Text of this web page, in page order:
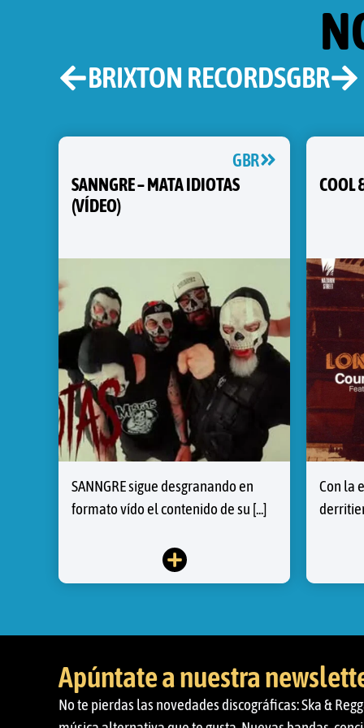
BRIXTON RECORDSGBR
GBR
SANNGRE – MATA IDIOTAS
(VÍDEO)
SANNGRE sigue desgranando en
formato vído el contenido de su [...]
COOL
Con la
Apúntate a nuestra
No te pierdas las novedades discográficas: Ska &